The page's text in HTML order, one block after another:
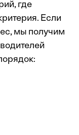
где
Если
мы получим